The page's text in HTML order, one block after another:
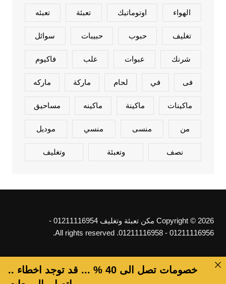
الهواء اوتوماتيك تعبئة تعبئه
تغليف حبوب حبيبات سوائل
شرنك عبوات علب فاكيوم
فى في لحام ماركة ماركه
ماكينات ماكينة ماكينه مساحيق
من منسى منسي موديل
نصف وتعبئة وتغليف
Copyright © 2026 مكن تعبئة وتغليف 01211116954 -
01211116956 - 01211116958. All rights reserved.
خصومات تصل الى 40 % ... قد توجد اخطاء ..